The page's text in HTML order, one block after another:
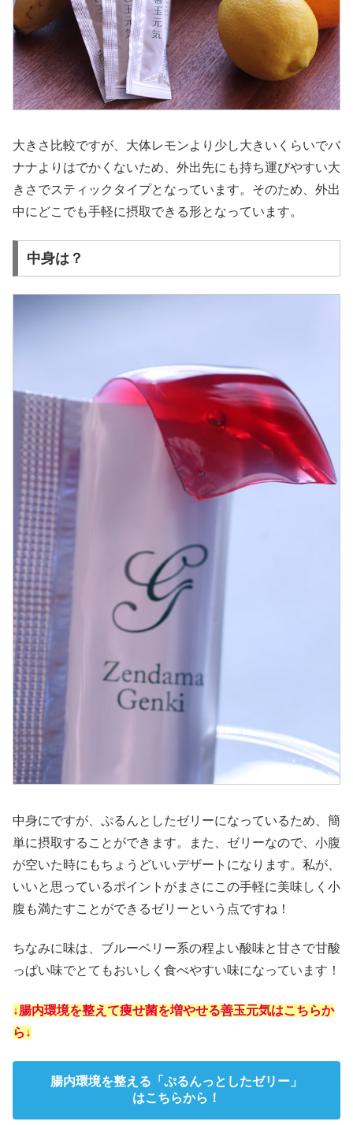
大きさ比較ですが、大体レモンより少し大きいくらいでバ
ナナよりはでかくないため、外出先にも持ち運びやすい大
きさでスティックタイプとなっています。そのため、外出
中にどこでも手軽に摂取できる形となっています。
中身は？
中身にですが、ぷるんとしたゼリーになっているため、簡
単に摂取することができます。また、ゼリーなので、小腹
が空いた時にもちょうどいいデザートになります。私が、
いいと思っているポイントがまさにこの手軽に美味しく小
腹も満たすことができるゼリーという点ですね！
ちなみに味は、ブルーベリー系の程よい酸味と甘さで甘酸
っぱい味でとてもおいしく食べやすい味になっています！
↓腸内環境を整えて痩せ菌を増やせる善玉元気はこちらか
ら↓
腸内環境を整える「ぷるんっとしたゼリー」
はこちらから！